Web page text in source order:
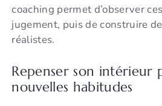
coaching permet d’observer
jugement, puis de construire
réalistes.
Repenser son intérieur
nouvelles habitudes